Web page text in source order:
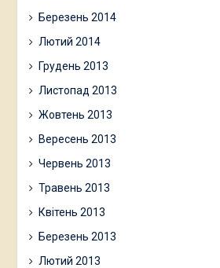
Березень 2014
Лютий 2014
Грудень 2013
Листопад 2013
Жовтень 2013
Вересень 2013
Червень 2013
Травень 2013
Квітень 2013
Березень 2013
Лютий 2013